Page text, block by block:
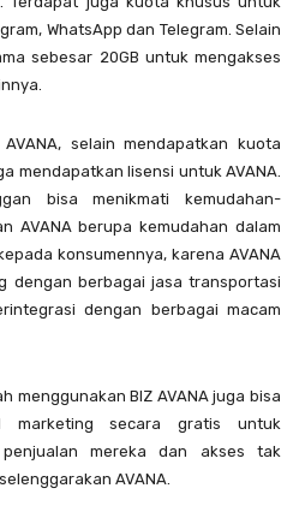
WhatsApp dan Telegram. Selain
sebesar 20GB untuk mengakses
selain mendapatkan kuota
mendapatkan lisensi untuk AVANA.
bisa menikmati kemudahan-
AVANA berupa kemudahan dalam
konsumennya, karena AVANA
dengan berbagai jasa transportasi
dengan berbagai macam
menggunakan BIZ AVANA juga bisa
marketing secara gratis untuk
penjualan mereka dan akses tak
AVANA.